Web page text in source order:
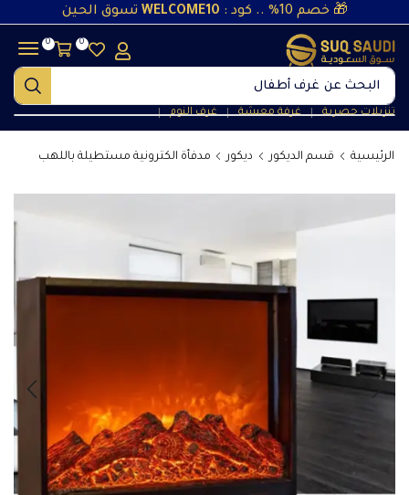
🎁 خصم 10% .. كود : WELCOME10 تسوق الحين
البحث عن غرف أطفال
تنزيلات حصرية ❘ غرفة معيشة ❘ غرف النوم ❘
0
0
الرئيسية قسم الديكور ديكور مدفأة الكترونية مستطيلة باللهب